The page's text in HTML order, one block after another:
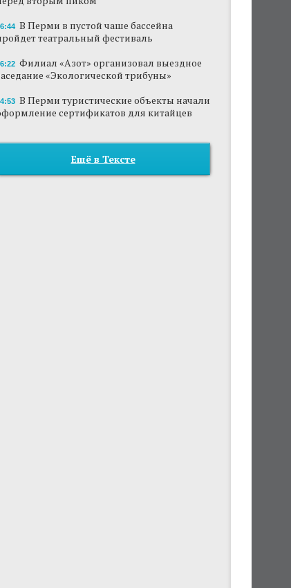
В Перми в пустой чаше бассейна
театральный фестиваль
Филиал «Азот» организовал выездное
«Экологической трибуны»
В Перми туристические объекты начали
сертификатов для китайцев
Ещё в Тексте